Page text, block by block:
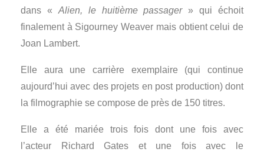
dans « Alien, le huitième passager» qui échoit
finalement à Sigourney Weaver mais obtient celui de
Joan Lambert.
Elle aura une carrière exemplaire (qui continue
aujourd’hui avec des projets en post production) dont
la filmographie se compose de près de 150 titres.
Elle a été mariée trois fois dont une fois avec
l’acteur Richard Gates et une fois avec le